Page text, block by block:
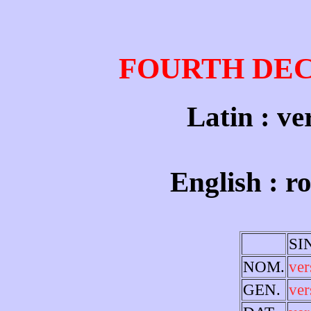
FOURTH
Latin :
English :
NOM.
GEN.